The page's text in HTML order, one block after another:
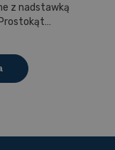
z nadstawką
blat pokryty